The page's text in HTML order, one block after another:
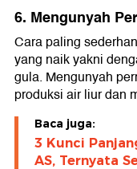
6. Mengunyah
Cara paling
yang naik yakni
gula. Mengunyah
produksi air liur dan
Baca juga:
3 Kunci
AS, Ternyata